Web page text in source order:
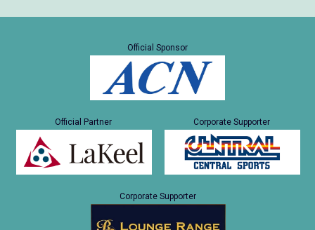
Official Sponsor
Official Partner Corporate Supporter
Corporate Supporter